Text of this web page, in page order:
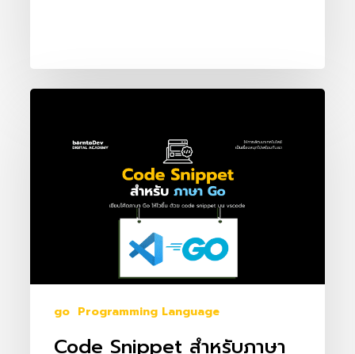
go Programming Language
Code Snippet สำหรับภาษา